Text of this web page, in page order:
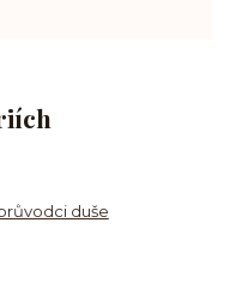
duše